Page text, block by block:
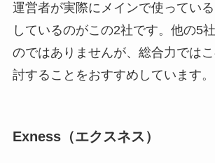
運営者が実際にメインで使ってい
しているのがこの2社です。他の5
のではありませんが、総合力では
討することをおすすめしています。
Exness（エクスネス）